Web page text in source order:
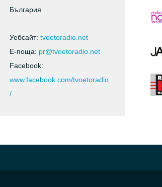
България
Уебсайт: tvoetoradio.net
Е-поща: pr@tvoetoradio.net
Facebook:
www.facebook.com/tvoetoradio
/